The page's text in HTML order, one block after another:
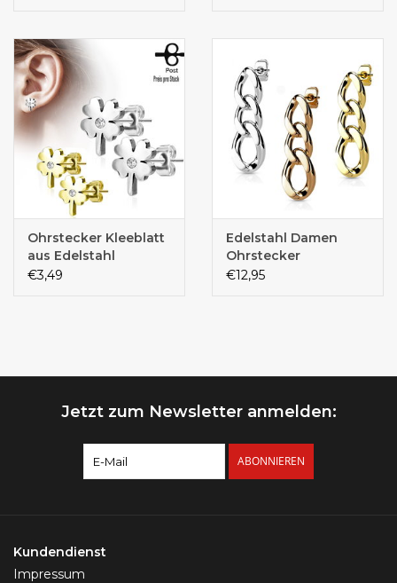
Ohrstecker Kleeblatt
aus Edelstahl
€3,49
Edelstahl Damen
Ohrstecker
€12,95
Jetzt zum Newsletter anmelden:
ABONNIEREN
Kundendienst
Impressum